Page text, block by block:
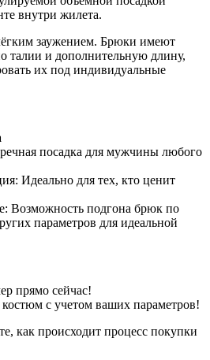
внутри жилета.
заужением. Брюки имеют
талии и дополнительную длину,
их под индивидуальные
посадка для мужчины любого
Идеально для тех, кто ценит
Возможность подгона брюк по
параметров для идеальной
прямо сейчас!
с учетом ваших параметров!
как происходит процесс покупки